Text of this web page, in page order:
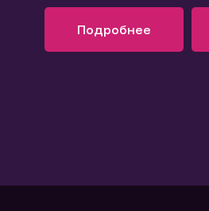
Подробнее
Узнать больше